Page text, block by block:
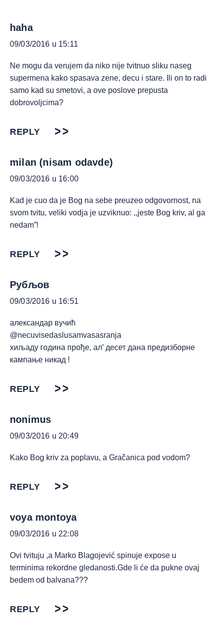
haha
09/03/2016 u 15:11
Ne mogu da verujem da niko nije tvitnuo sliku naseg
supermena kako spasava zene, decu i stare. Ili on to radi
samo kad su smetovi, a ove poslove prepusta
dobrovoljcima?
REPLY
milan (nisam odavde)
09/03/2016 u 16:00
Kad je cuo da je Bog na sebe preuzeo odgovornost, na
svom tvitu, veliki vodja je uzviknuo: ,,jeste Bog kriv, al ga
nedam”!
REPLY
Рубљов
09/03/2016 u 16:51
александар вучић
@necuvisedaslusamvasasranja
хиљаду година прође, ал’ десет дана предизборне
кампање никад !
REPLY
nonimus
09/03/2016 u 20:49
Kako Bog kriv za poplavu, a Gračanica pod vodom?
REPLY
voya montoya
09/03/2016 u 22:08
Ovi tvituju ,a Marko Blagojević spinuje expose u
terminima rekordne gledanosti.Gde li će da pukne ovaj
bedem od balvana???
REPLY